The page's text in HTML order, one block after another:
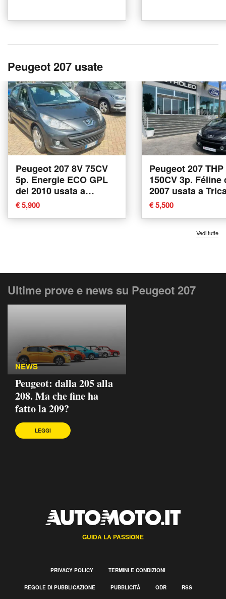
Peugeot 207 usate
Peugeot 207 8V 75CV
5p. Energie ECO GPL
del 2010 usata a
Savona
€ 5,900
Peugeot 207 THP
150CV 3p. Féline
2007 usata a
€ 5,500
Vedi tutte
Ultime prove e news su Peugeot 207
NEWS
Peugeot: dalla 205 alla
208. Ma che fine ha
fatto la 209?
LEGGI
GUIDA LA PASSIONE
PRIVACY POLICY TERMINI E CONDIZIONI
REGOLE DI PUBBLICAZIONE PUBBLICITÀ ODR RSS